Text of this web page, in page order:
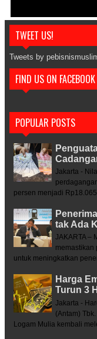
TWEET US!
Tweets by
FIND US ON FACEBOOK
POPULAR POSTS
Jakarta -
persen menjadi Rp18.065
tak Ada
JAKARTA –
memastikan
untuk meningkatkan
Harga
Turun 3
Jakarta -
(Antam)
Logam Mulia kembali